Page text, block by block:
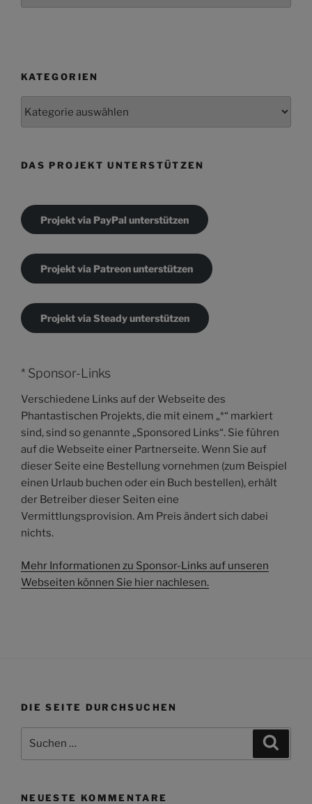
KATEGORIEN
DAS PROJEKT UNTERSTÜTZEN
Projekt via PayPal unterstützen
Projekt via Patreon unterstützen
Projekt via Steady unterstützen
* Sponsor-Links
Verschiedene Links auf der Webseite des
Phantastischen Projekts, die mit einem „*“ markiert
sind, sind so genannte „Sponsored Links“. Sie führen
auf die Webseite einer Partnerseite. Wenn Sie auf
dieser Seite eine Bestellung vornehmen (zum Beispiel
einen Urlaub buchen oder ein Buch bestellen), erhält
der Betreiber dieser Seiten eine
Vermittlungsprovision. Am Preis ändert sich dabei
nichts.
Mehr Informationen zu Sponsor-Links auf unseren
Webseiten können Sie hier nachlesen.
DIE SEITE DURCHSUCHEN
NEUESTE KOMMENTARE